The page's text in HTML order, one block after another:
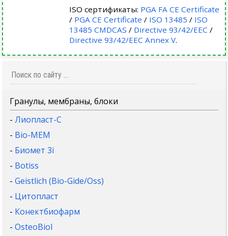
ISO сертификаты: PGA FA CE Certificate
/ PGA CE Certificate / ISO 13485 / ISO
13485 CMDCAS / Directive 93/42/EEC /
Directive 93/42/EEC Annex V.
Гранулы, мембраны, блоки
-Лиопласт-С
- Bio-MEM
- Биомет 3i
- Botiss
-Geistlich (Bio-Gide/Oss)
- Цитопласт
- Конектбиофарм
-OsteoBiol